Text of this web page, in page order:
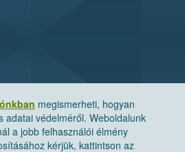
megismerheti, hogyan
adatai védelméről. Weboldalunk
a jobb felhasználói élmény
kérjük, kattintson az